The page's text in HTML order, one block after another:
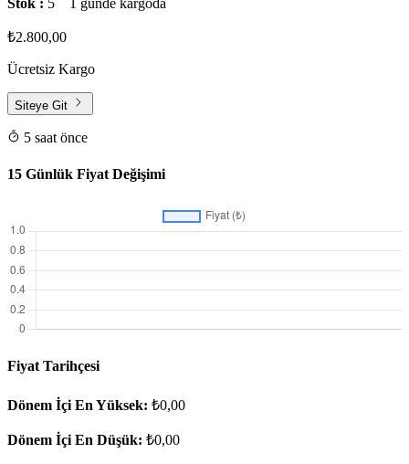
Stok : 5 1 günde kargoda
₺2.800,00
Ücretsiz Kargo
Siteye Git
5 saat önce
15 Günlük Fiyat Değişimi
Fiyat Tarihçesi
Dönem İçi En Yüksek: ₺0,00
Dönem İçi En Düşük: ₺0,00